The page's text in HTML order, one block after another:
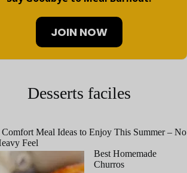
JOIN NOW
Desserts faciles
Comfort Meal Ideas to Enjoy This Summer – No
Feel
Best Homemade
Churros